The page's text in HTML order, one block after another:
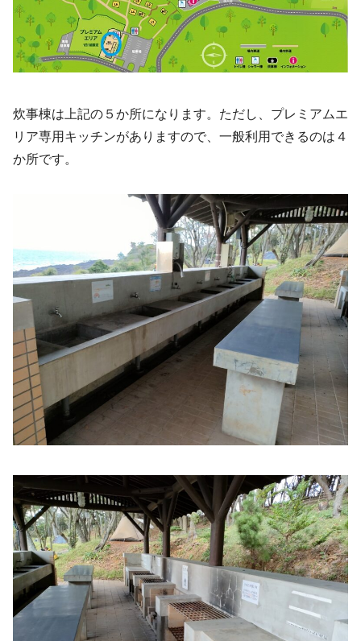
炊事棟は上記の５か所になります。ただし、プレミアムエ
リア専用キッチンがありますので、一般利用できるのは４
か所です。